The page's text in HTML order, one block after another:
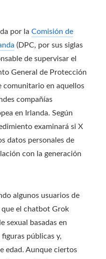
por la Comisión de
(DPC, por sus siglas
de supervisar el
General de Protección
comunitario en aquellos
compañías
en Irlanda. Según
examinará si X
datos personales de
con la generación
algunos usuarios de
el chatbot Grok
sexual basadas en
públicas y,
edad. Aunque ciertos